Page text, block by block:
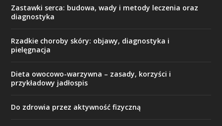
Zastawki serca: budowa, wady i metody leczenia oraz
diagnostyka
Rzadkie choroby skóry: objawy, diagnostyka i
pielęgnacja
Dieta owocowo-warzywna – zasady, korzyści i
przykładowy jadłospis
Do zdrowia przez aktywność fizyczną